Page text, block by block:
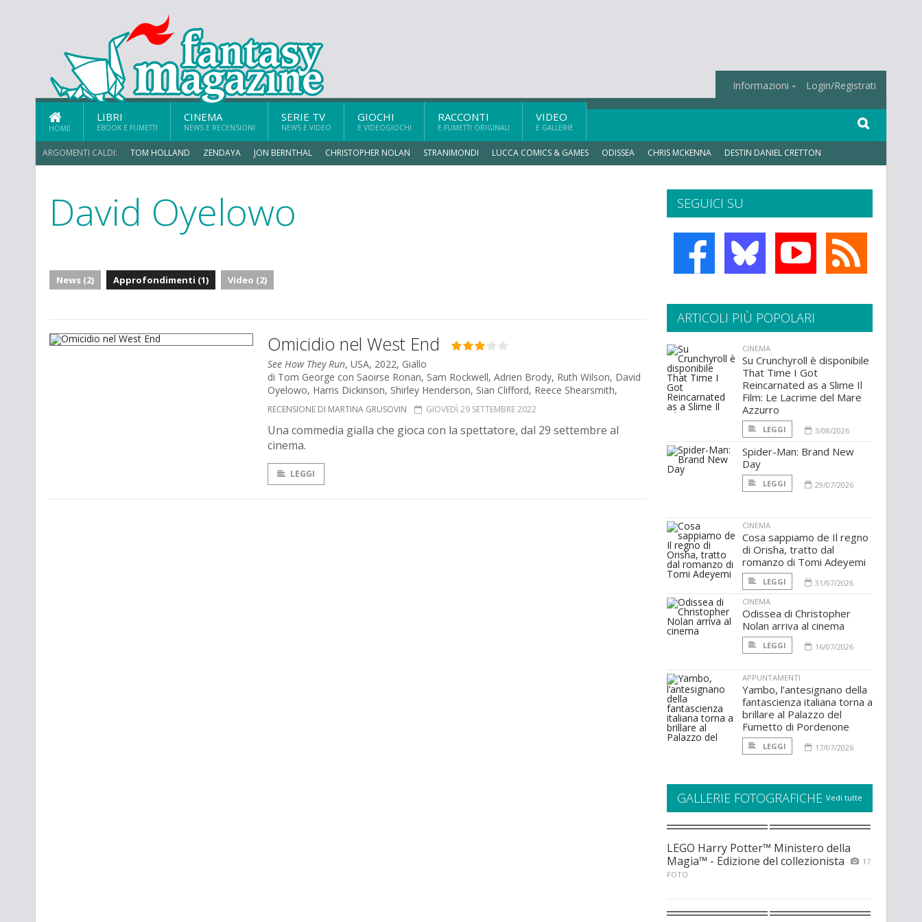
Informazioni Login/Registrati
HOME
LIBRI
EBOOK E FUMETTI
CINEMA
NEWS E RECENSIONI
SERIE TV
NEWS E VIDEO
GIOCHI
E VIDEOGIOCHI
RACCONTI
E FUMETTI ORIGINALI
VIDEO
E GALLERIE
ARGOMENTI CALDI: TOM HOLLAND ZENDAYA JON BERNTHAL CHRISTOPHER NOLAN STRANIMONDI LUCCA COMICS & GAMES ODISSEA CHRIS MCKENNA DESTIN DANIEL CRETTON
David Oyelowo
News (2) Approfondimenti (1) Video (2)
Omicidio nel West End
See How They Run, USA, 2022, Giallo
di Tom George con Saoirse Ronan, Sam Rockwell, Adrien Brody, Ruth Wilson, David
Oyelowo, Harris Dickinson, Shirley Henderson, Sian Clifford, Reece Shearsmith,
RECENSIONE DI MARTINA GRUSOVIN GIOVEDÌ 29 SETTEMBRE 2022
Una commedia gialla che gioca con la spettatore, dal 29 settembre al
cinema.
LEGGI
SEGUICI SU
ARTICOLI PIÙ POPOLARI
CINEMA
Su Crunchyroll è disponibile
That Time I Got
Reincarnated as a Slime Il
Film: Le Lacrime del Mare
Azzurro
LEGGI 3/08/2026
Spider-Man: Brand New
Day
LEGGI 29/07/2026
CINEMA
Cosa sappiamo de Il regno
di Orisha, tratto dal
romanzo di Tomi Adeyemi
LEGGI
31/07/2026
CINEMA
Odissea di Christopher
Nolan arriva al cinema
LEGGI 16/07/2026
APPUNTAMENTI
Yambo, l’antesignano della
fantascienza italiana torna a
brillare al Palazzo del
Fumetto di Pordenone
LEGGI 17/07/2026
GALLERIE FOTOGRAFICHE Vedi tutte
LEGO Harry Potter™ Ministero della
Magia™ - Edizione del collezionista
17
FOTO